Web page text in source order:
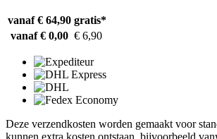
vanaf € 64,90 gratis*
vanaf € 0,00 € 6,90
Deze verzendkosten worden gemaakt voor
kunnen extra kosten ontstaan, bijvoorbeeld